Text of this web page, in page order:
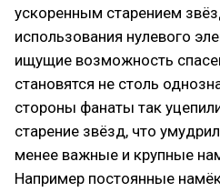
ускоренным старением
использования нулевого
ищущие возможность
становятся не столь
стороны фанаты так
старение звёзд, что
менее важные и крупные
Например постоянные